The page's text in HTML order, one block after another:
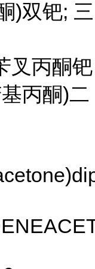
)双钯; 三
叉丙酮钯
丙酮)二